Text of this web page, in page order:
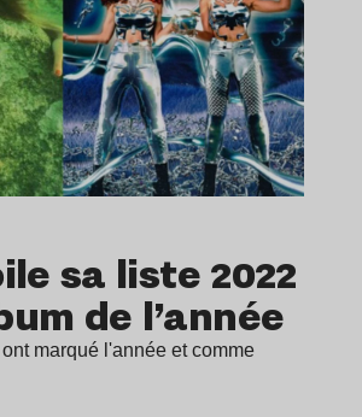
sa liste 2022
de l’année
marqué l'année et comme